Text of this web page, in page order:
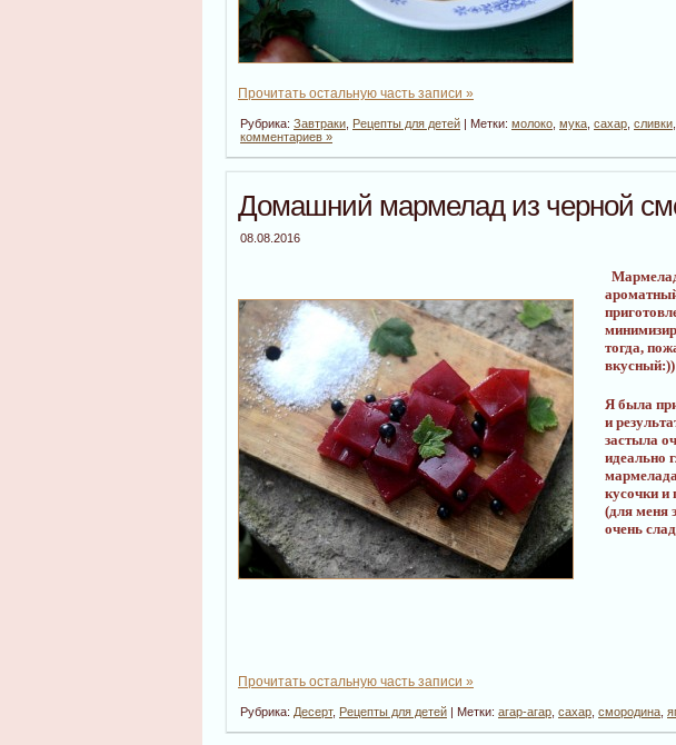
Прочитать остальную часть записи »
Рубрика: Завтраки Рецепты для детей | Метки: молоко мука сахар сливки
комментариев »
Домашний мармелад из черной
08.08.2016
тогда,
вкусный:))
Я была
и
застыла
идеально
кусочки и
(для меня
очень
Прочитать остальную часть записи »
Рубрика: Десерт, Рецепты для детей | Метки: агар-агар сахар смородина